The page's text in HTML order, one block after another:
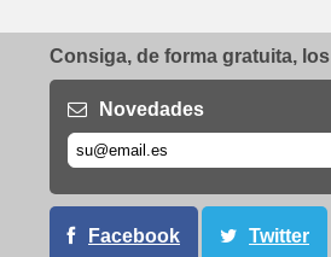
Consiga, de forma gratuita,
Novedades
Facebook Twitter